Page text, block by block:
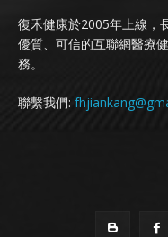
復禾健康於2005年上線，
優質、可信的互聯網醫療
務。
聯繫我們: